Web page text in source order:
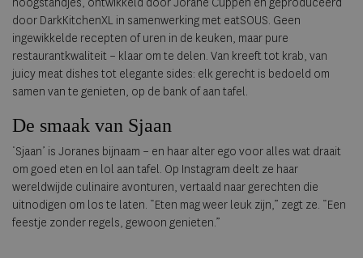
door DarkKitchenXL in samenwerking met eatSOUS. Geen
ingewikkelde recepten of uren in de keuken, maar pure
restaurantkwaliteit – klaar om te delen. Van kreeft tot krab, van
juicy meat dishes tot elegante sides: elk gerecht is bedoeld om
samen van te genieten, op de bank of aan tafel.
De smaak van Sjaan
‘Sjaan’ is Joranes bijnaam – en haar alter ego voor alles wat draait
om goed eten en lol aan tafel. Op Instagram deelt ze haar
wereldwijde culinaire avonturen, vertaald naar gerechten die
uitnodigen om los te laten. “Eten mag weer leuk zijn,” zegt ze. “Een
feestje zonder regels, gewoon genieten.”